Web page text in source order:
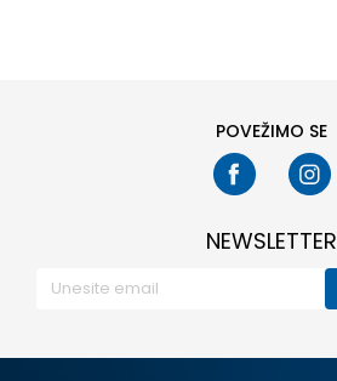
POVEŽIMO SE
NEWSLETTER